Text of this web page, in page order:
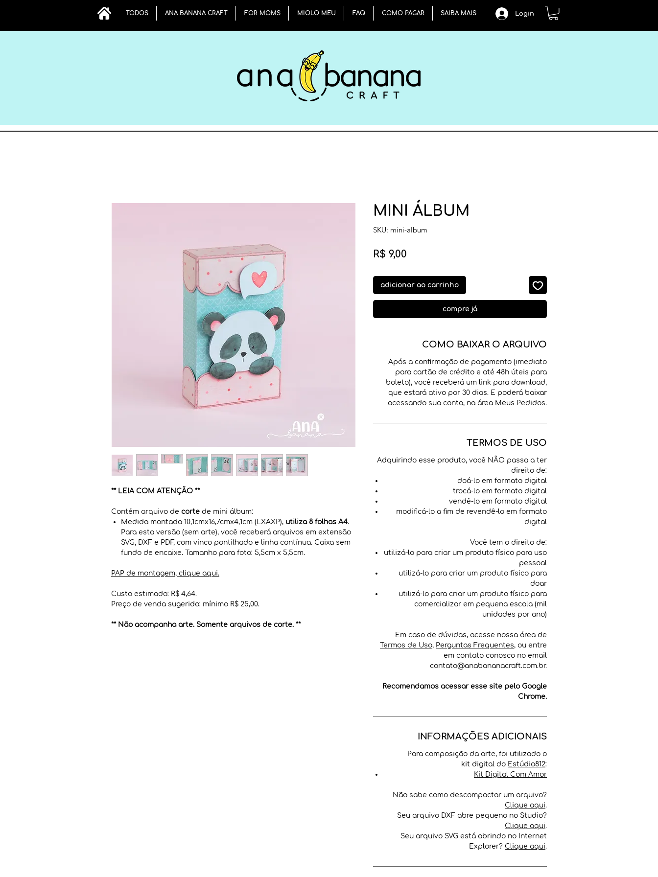
TODOS ANA BANANA CRAFT FOR MOMS MIOLO MEU FAQ COMO PAGAR SAIBA MAIS Login
** LEIA COM ATENÇÃO **
Contém arquivo de corte de mini álbum:
Medida montada 10,1cmx16,7cmx4,1cm (LXAXP), utiliza 8 folhas A4.
Para esta versão (sem arte), você receberá arquivos em extensão
SVG, DXF e PDF, com vinco pontilhado e linha contínua. Caixa sem
fundo de encaixe. Tamanho para foto: 5,5cm x 5,5cm.
PAP de montagem, clique aqui.
Custo estimado: R$ 4,64.
Preço de venda sugerido: mínimo R$ 25,00.
** Não acompanha arte. Somente arquivos de corte. **
MINI ÁLBUM
SKU: mini-album
R$ 9,00
adicionar ao carrinho
compre já
COMO BAIXAR O ARQUIVO
Após a confirmação de pagamento (imediato
para cartão de crédito e até 48h úteis para
boleto), você receberá um link para download,
que estará ativo por 30 dias. E poderá baixar
acessando sua conta, na área Meus Pedidos.
TERMOS DE USO
Adquirindo esse produto, você NÃO passa a ter
direito de:
doá-lo em formato digital
trocá-lo em formato digital
vendê-lo em formato digital
modificá-lo a fim de revendê-lo em formato
digital
Você tem o direito de:
utilizá-lo para criar um produto físico para uso
pessoal
utilizá-lo para criar um produto físico para
doar
utilizá-lo para criar um produto físico para
comercializar em pequena escala (mil
unidades por ano)
Em caso de dúvidas, acesse nossa área de
Termos de Uso, Perguntas Frequentes, ou entre
em contato conosco no email
contato@anabananacraft.com.br.
Recomendamos acessar esse site pelo Google
Chrome.
INFORMAÇÕES ADICIONAIS
Para composição da arte, foi utilizado o
kit digital do Estúdio812:
Kit Digital Com Amor
Não sabe como descompactar um arquivo?
Clique aqui.
Seu arquivo DXF abre pequeno no Studio?
Clique aqui.
Seu arquivo SVG está abrindo no Internet
Explorer? Clique aqui.